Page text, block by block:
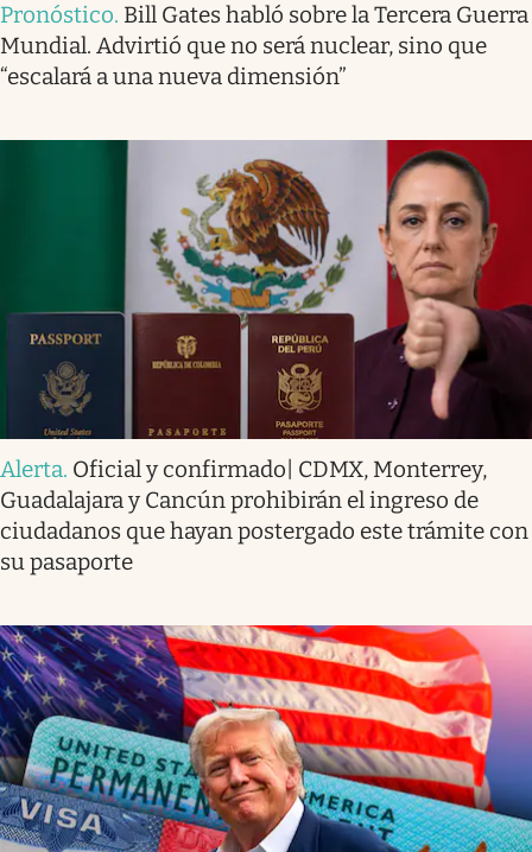
Pronóstico. Bill Gates habló sobre la Tercera Guerra
Mundial. Advirtió que no será nuclear, sino que
“escalará a una nueva dimensión”
Alerta. Oficial y confirmado| CDMX, Monterrey,
Guadalajara y Cancún prohibirán el ingreso de
ciudadanos que hayan postergado este trámite con
su pasaporte